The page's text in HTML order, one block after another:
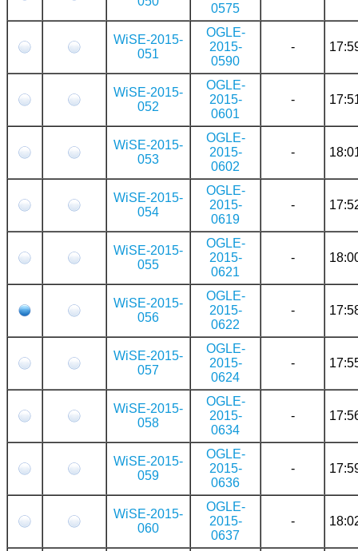
0575
WiSE-2015-
051
OGLE-
2015-
0590
-
WiSE-2015-
052
OGLE-
2015-
0601
-
WiSE-2015-
053
OGLE-
2015-
0602
-
WiSE-2015-
054
OGLE-
2015-
0619
-
WiSE-2015-
055
OGLE-
2015-
0621
-
WiSE-2015-
056
OGLE-
2015-
0622
-
WiSE-2015-
057
OGLE-
2015-
0624
-
WiSE-2015-
058
OGLE-
2015-
0634
-
WiSE-2015-
059
OGLE-
2015-
0636
-
WiSE-2015-
060
OGLE-
2015-
0637
-